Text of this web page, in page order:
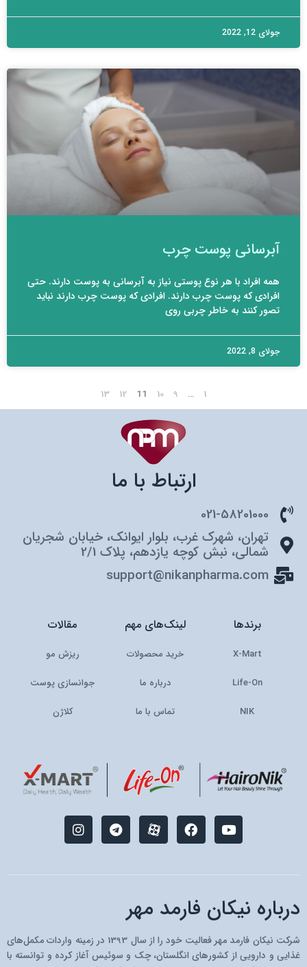
جولای 12, 2022
آبرسانی پوست چرب
همه افراد با هر نوع پوستی نیاز به آبرسانی به پوست دارند. حتی
افرادی که پوست چرب دارند. افرادی که پوست چرب دارند نباید
تصور کنند به خاطر چربی روی
جولای 8, 2022
1
…
9
10
11
12
13
ارتباط با ما
021-58201000
تهران، شهرک غرب، بلوار ایوانک، خیابان شجریان
شمالی، نبش کوچه یازدهم، پلاک 2/1
support@nikanpharma.com
برندها
X-Mart
Life-On
NIK
لینک‌های مهم
خرید محصولات
درباره ما
تماس با ما
مقالات
ریزش مو
جوانسازی پوست
کلاژن
Y
o
u
e
F
a
c
o
k
M
-
i
a
a
r
T
e
l
I
n
s
درباره نیکان فارمد مهر
شرکت نیکان فارمد مهر فعالیت خود را از سال 1393 در زمینه واردات مکمل‌های
غذایی و دارویی از کشو‌رهای انگلستان، چک و سوئیس آغاز کرده و توانسته با